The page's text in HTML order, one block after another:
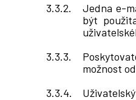
Jedna e-
být
možnost